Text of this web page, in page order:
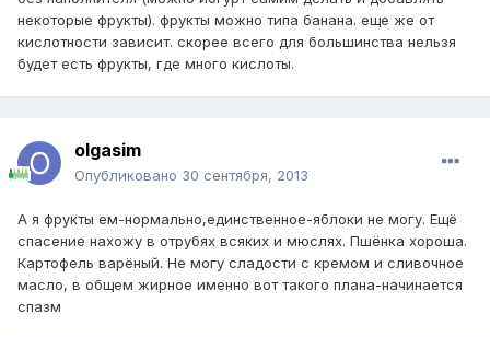
некоторые фрукты). фрукты можно типа банана. еще же от
кислотности зависит. скорее всего для большинства нельзя
будет есть фрукты, где много кислоты.
olgasim
Опубликовано 30 сентября, 2013
А я фрукты ем-нормально,единственное-яблоки не могу. Ещё
спасение нахожу в отрубях всяких и мюслях. Пшёнка хороша.
Картофель варёный. Не могу сладости с кремом и сливочное
масло, в общем жирное именно вот такого плана-начинается
спазм